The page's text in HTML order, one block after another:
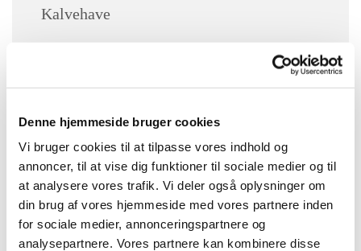
Denne hjemmeside bruger cookies
Vi bruger cookies til at tilpasse vores indhold og
annoncer, til at vise dig funktioner til sociale medier og til
at analysere vores trafik. Vi deler også oplysninger om
din brug af vores hjemmeside med vores partnere inden
for sociale medier, annonceringspartnere og
analysepartnere. Vores partnere kan kombinere disse
Kalvehave
Billetter kan bestilles hos Hanne på tlf 31235345 - gerne som